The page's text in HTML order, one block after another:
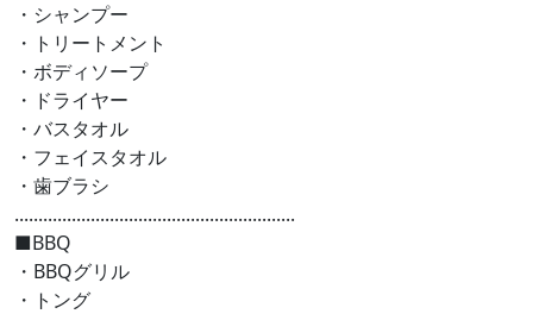
・シャンプー
・トリートメント
・ボディソープ
・ドライヤー
・バスタオル
・フェイスタオル
・歯ブラシ
...........................................................
■BBQ
・BBQグリル
・トング